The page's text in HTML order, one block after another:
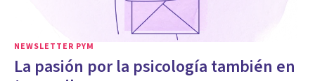
NEWSLETTER PYM
La pasión por la psicología también en